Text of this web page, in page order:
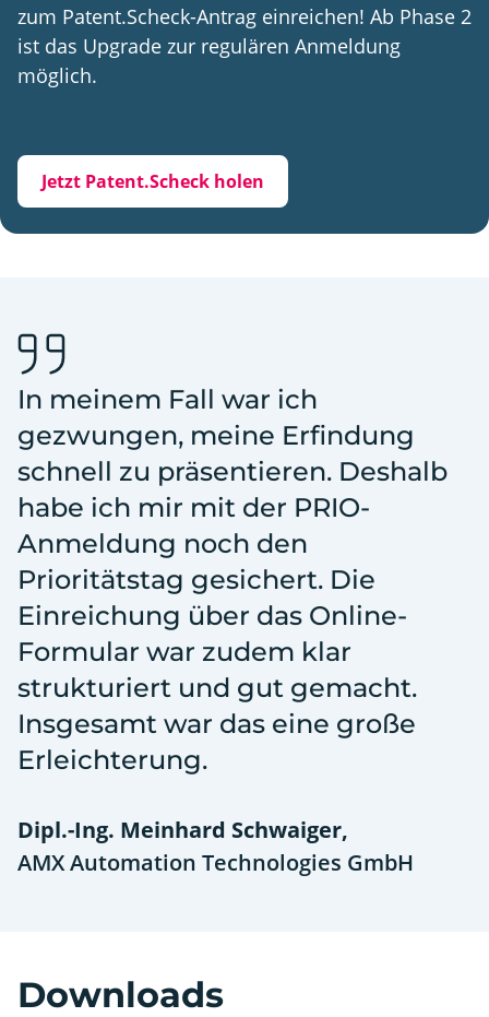
zum Patent.Scheck-Antrag einreichen! Ab Phase 2
ist das Upgrade zur regulären Anmeldung
möglich.
Jetzt Patent.Scheck holen
In meinem Fall war ich
gezwungen, meine Erfindung
schnell zu präsentieren. Deshalb
habe ich mir mit der PRIO-
Anmeldung noch den
Prioritätstag gesichert. Die
Einreichung über das Online-
Formular war zudem klar
strukturiert und gut gemacht.
Insgesamt war das eine große
Erleichterung.
Dipl.-Ing. Meinhard Schwaiger,
AMX Automation Technologies GmbH
Downloads